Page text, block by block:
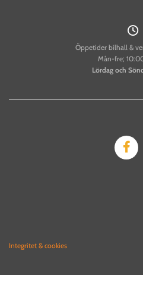

Öppetider bilhall &
Mån-fre;
Lördag och
Integritet & cookies